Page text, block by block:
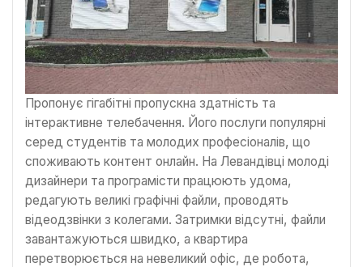
Пропонує гігабітні пропускна здатність та
інтерактивне телебачення. Його послуги популярні
серед студентів та молодих професіоналів, що
споживають контент онлайн. На Левандівці молоді
дизайнери та програмісти працюють удома,
редагують великі графічні файли, проводять
відеодзвінки з колегами. Затримки відсутні, файли
завантажуються швидко, а квартира
перетворюється на невеликий офіс, де робота,